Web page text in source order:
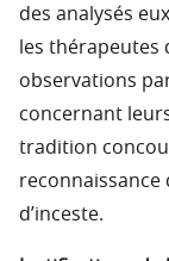
des analysés
les thérapeutes
observations
concernant
tradition
reconnaissance
d’inceste.